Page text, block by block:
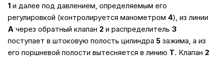
1 и далее под давлением, определяемым его
регулировкой (контролируется манометром 4), из линии
А через обратный клапан 2 и распределитель 3
поступает в штоковую полость цилиндра 5 зажима, а из
его поршневой полости вытесняется в линию Т. Клапан 2